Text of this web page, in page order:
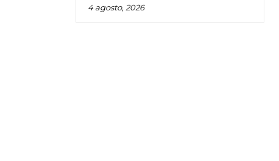
4 agosto, 2026